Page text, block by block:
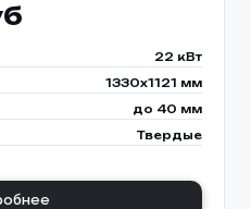
22 кВт
1330x1121 мм
до 40 мм
Твердые